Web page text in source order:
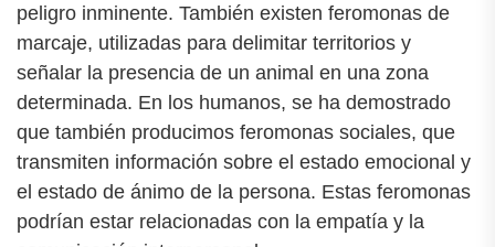
peligro inminente. También existen feromonas de
marcaje, utilizadas para delimitar territorios y
señalar la presencia de un animal en una zona
determinada. En los humanos, se ha demostrado
que también producimos feromonas sociales, que
transmiten información sobre el estado emocional y
el estado de ánimo de la persona. Estas feromonas
podrían estar relacionadas con la empatía y la